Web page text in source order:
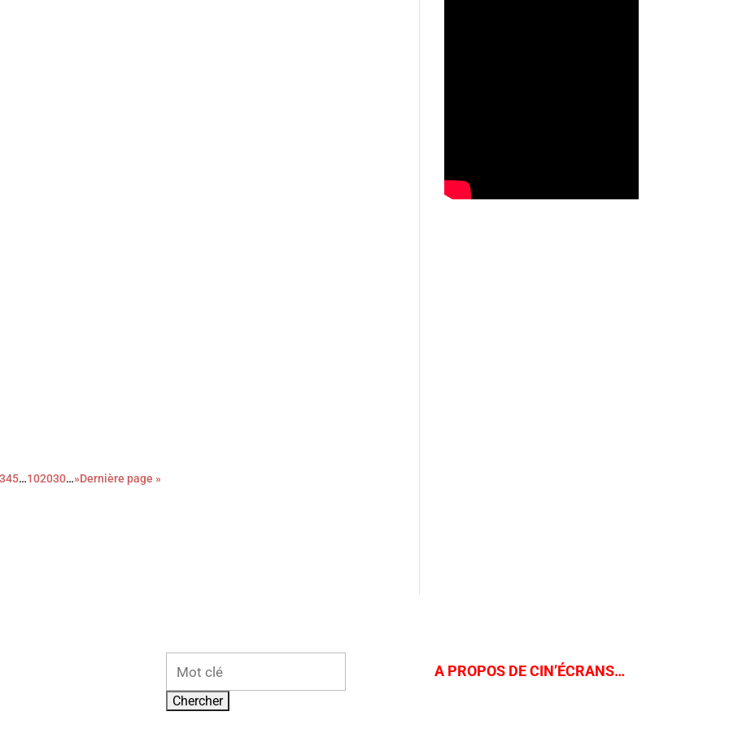
345…102030…»Dernière page »
Rechercher:
A PROPOS DE CIN’ÉCRANS…